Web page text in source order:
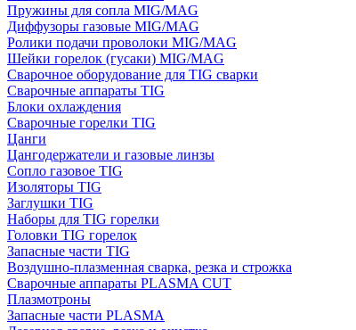
Пружины для сопла MIG/MAG
Диффузоры газовые MIG/MAG
Ролики подачи проволоки MIG/MAG
Шейки горелок (гусаки) MIG/MAG
Сварочное оборудование для TIG сварки
Сварочные аппараты TIG
Блоки охлаждения
Сварочные горелки TIG
Цанги
Цангодержатели и газовые линзы
Сопло газовое TIG
Изоляторы TIG
Заглушки TIG
Наборы для TIG горелки
Головки TIG горелок
Запасные части TIG
Воздушно-плазменная сварка, резка и строжка
Сварочные аппараты PLASMA CUT
Плазмотроны
Запасные части PLASMA